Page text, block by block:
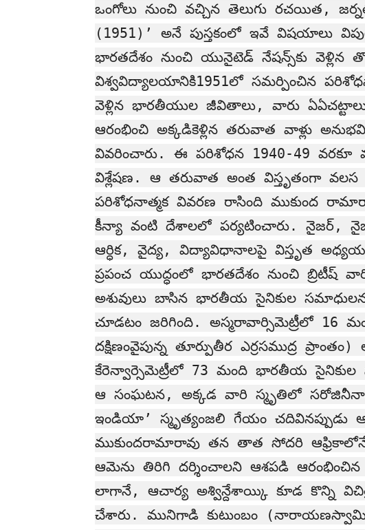
ఒంగోలు నుంచి వచ్చిన తెలుగు రచయిత,
(1951)’ అనే పుస్తకంలో ఇవే విషయాలు
భారతదేశం నుంచి యునైటెడ్ నేషన్స్‌కు వెళ్లిన
విశ్వవిద్యాలయానికి1951లో సమర్పించిన
వెళ్లిన భారతీయుల జీవితాలు, వారు
ఆరంభించి అక్కడికెళ్లిన తరువాత వాళ్లు
వివరించారు. ఈ పరిశోధన 1940-49 వరకూ
విశ్లేషణ. ఆ తరువాత అంత విస్తృతంగా
పరిశోధనాత్మక వివరణ రాసింది ముకుంద
కీన్యా వంటి దేశాలలో పర్యటించారు.
ఆర్ధిక, వైద్య, విద్యావిధానాలపై విస్తృత
ప్రపంచ యుద్ధంలో భారతదేశం నుంచి బ్రిటీష్
అశువులు బాసిన భారతీయ సైనికుల
చూడటం జరిగింది. అస్మరావార్సిమెట్రీలో 16
దక్షిణంవైపున్న తూర్పుతీర ఎర్రసముద్ర
కేరెన్వార్సెమెట్రీలో 73 మంది భారతీయ సైనికుల
ఆ సంఘటన, అక్కడ వారి స్మృతిలో
ఇండియా’ స్మృత్యంజలి గేయం చదివినప్పుడు
ముకుందరామారావు తన తాత సోదరి
ఆమెను తిరిగి దర్శించాలని ఆశపడి
లాగానే, ఆచార్య అశ్విన్దేశాయ్కి కూడ కొన్ని
చేశారు. మునిగాడి కుటుంబం